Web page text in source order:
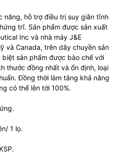
năng, hỗ trợ điều trị suy giãn tĩnh
trĩ. Sản phẩm được sản xuất
Inc và nhà máy J&E
và Canada, trên dây chuyền sản
sản phẩm được bào chế với
thước đồng nhất và ổn định, loại
Đồng thời làm tăng khả năng
có thể lên tới 100%.
1 lọ.